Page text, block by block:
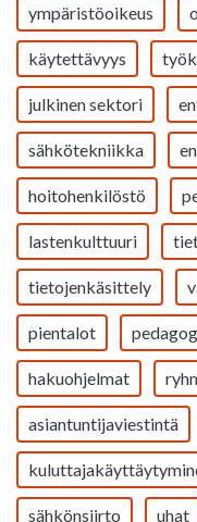
ympäristöoikeus
käytettävyys
julkinen sektori
sähkötekniikka
hoitohenkilöstö
lastenkulttuuri
tietojenkäsittely
pientalot
hakuohjelmat
asiantuntijaviestintä
sähkönsiirto uhat